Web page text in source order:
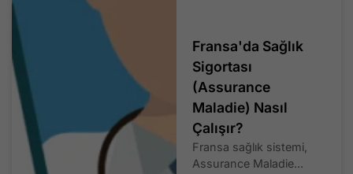
Fransa'da Sağlık
Sigortası
(Assurance
Maladie) Nasıl
Çalışır?
Fransa sağlık sistemi,
Assurance Maladie...